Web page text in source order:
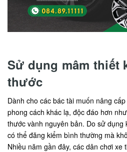
Sử dụng mâm thiết
thước
Dành cho các bác tài muốn nâng
phong cách khác lạ, độc đáo hơn
thước vành nguyên bản. Do sử
có thể đăng kiểm bình thường mà
Nhiều năm gần đây, các dân chơi xe